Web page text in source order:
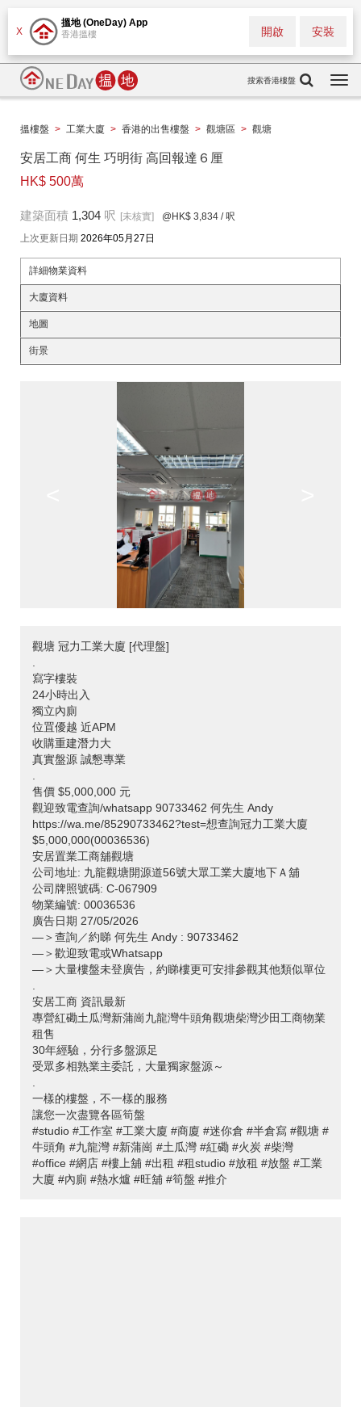
X
搵地 (OneDay) App
香港搵樓 安裝
開啟
搜索香港樓盤
搵樓盤 > 工業大廈 > 香港的出售樓盤 > 觀塘區 > 觀塘
安居工商 何生 巧明街 高回報達６厘
HK$ 500萬
建築面積 1,304 呎 [未核實] @HK$ 3,834 / 呎
上次更新日期 2026年05月27日
詳細物業資料
大廈資料
地圖
街景
觀塘 冠力工業大廈 [代理盤]
.
寫字樓裝
24小時出入
獨立內廁
位罝優越 近APM
收購重建潛力大
真實盤源 誠懇專業
.
售價 $5,000,000 元
觀迎致電查詢/whatsapp 90733462 何先生 Andy
https://wa.me/85290733462?test=想查詢冠力工業大廈
$5,000,000(00036536)
安居置業工商舖觀塘
公司地址: 九龍觀塘開源道56號大眾工業大廈地下Ａ舖
公司牌照號碼: C-067909
物業編號: 00036536
廣告日期 27/05/2026
—＞查詢／約睇 何先生 Andy : 90733462
—＞歡迎致電或Whatsapp
—＞大量樓盤未登廣告，約睇樓更可安排參觀其他類似單位
.
安居工商 資訊最新
專營紅磡土瓜灣新蒲崗九龍灣牛頭角觀塘柴灣沙田工商物業
租售
30年經驗，分行多盤源足
受眾多相熟業主委託，大量獨家盤源～
.
一樣的樓盤，不一樣的服務
讓您一次盡覽各區筍盤
#studio #工作室 #工業大廈 #商廈 #迷你倉 #半倉寫 #觀塘 #
牛頭角 #九龍灣 #新蒲崗 #土瓜灣 #紅磡 #火炭 #柴灣
#office #網店 #樓上舖 #出租 #租studio #放租 #放盤 #工業
大廈 #內廁 #熱水爐 #旺舖 #筍盤 #推介